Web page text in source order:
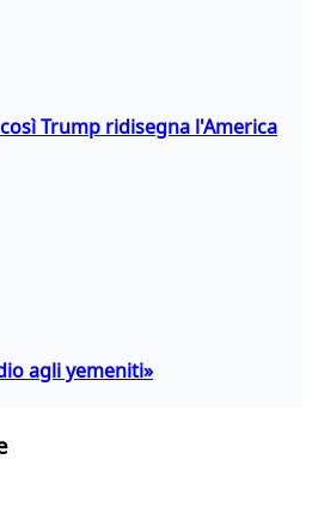
Trump ridisegna l'America
agli yemeniti»